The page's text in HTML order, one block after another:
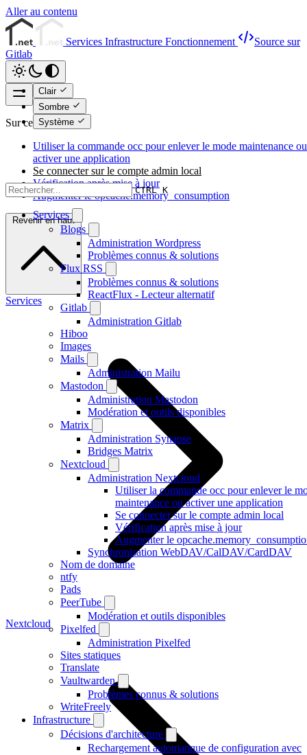
Aller au contenu
Services Infrastructure Fonctionnement
Source sur
Gitlab
Clair
Sombre
Système
CTRL K
Services
Blogs
Administration Wordpress
Problèmes connus & solutions
Flux RSS
Problèmes connus & solutions
ReactFlux - Lecteur alternatif
Gitlab
Administration Gitlab
Hiboo
Images
Mails
Administration Mailu
Mastodon
Administration Mastodon
Modération et outils disponibles
Matrix
Administration Synapse
Bridges Matrix
Nextcloud
Administration Nextcloud
Utiliser la commande occ pour enlever le
maintenance ou activer une application
Se connecter sur le compte admin local
Vérification après mise à jour
Augmenter le
Synchronisation WebDAV/CalDAV/CardDAV
Nom de domaine
ntfy
Pads
PeerTube
Modération et outils disponibles
Pixelfed
Administration Pixelfed
Sites statiques
Translate
Vaultwarden
Problèmes connus & solutions
WriteFreely
Infrastructure
Décisions d'architecture
Rechargement automatique de configuration avec
Sur cette page
Utiliser la commande occ pour enlever le mode maintenance ou
activer une application
Se connecter sur le compte admin local
Vérification après mise à jour
Augmenter le opcache.memory_consumption
Revenir en haut
Services
Nextcloud